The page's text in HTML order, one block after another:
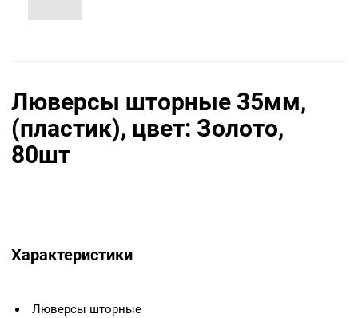
Люверсы шторные 35мм,
(пластик), цвет: Золото,
80шт
Характеристики
Люверсы шторные